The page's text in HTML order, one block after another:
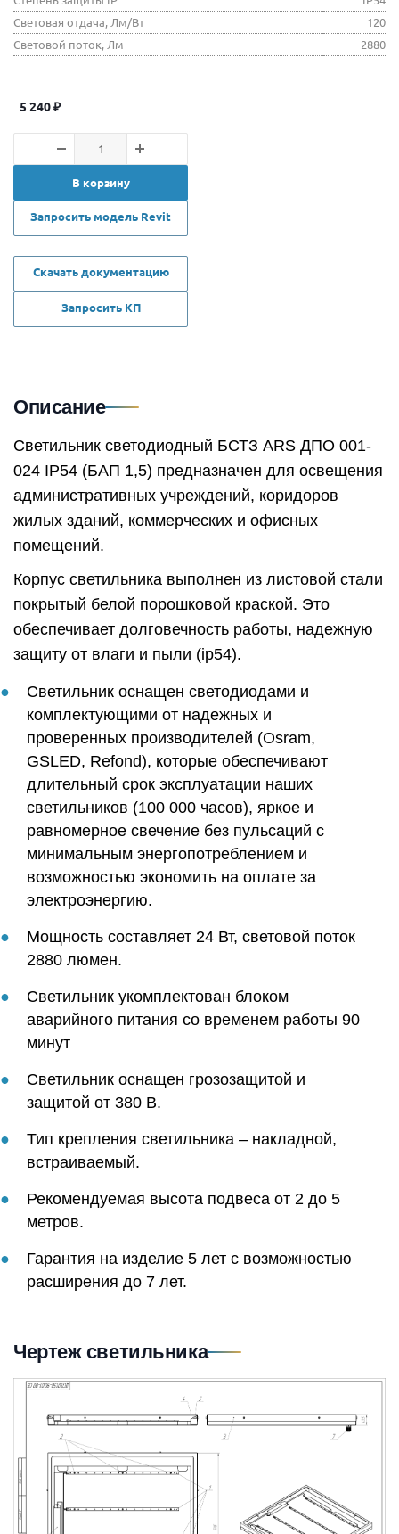
Световая отдача, Лм/Вт
120
Световой поток, Лм
2880
5 240₽
В корзину
Запросить модель Revit
Скачать документацию
Запросить КП
Описание
Светильник светодиодный БСТЗ ARS ДПО 001-
024 IP54 (БАП 1,5) предназначен для освещения
административных учреждений, коридоров
жилых зданий, коммерческих и офисных
помещений.
Корпус светильника выполнен из листовой стали
покрытый белой порошковой краской. Это
обеспечивает долговечность работы, надежную
защиту от влаги и пыли (ip54).
Светильник оснащен светодиодами и
комплектующими от надежных и
проверенных производителей (Osram,
GSLED, Refond), которые обеспечивают
длительный срок эксплуатации наших
светильников (100 000 часов), яркое и
равномерное свечение без пульсаций с
минимальным энергопотреблением и
возможностью экономить на оплате за
электроэнергию.
Мощность составляет 24 Вт, световой поток
2880 люмен.
Светильник укомплектован блоком
аварийного питания со временем работы 90
минут
Светильник оснащен грозозащитой и
защитой от 380 В.
Тип крепления светильника – накладной,
встраиваемый.
Рекомендуемая высота подвеса от 2 до 5
метров.
Гарантия на изделие 5 лет с возможностью
расширения до 7 лет.
Чертеж светильника